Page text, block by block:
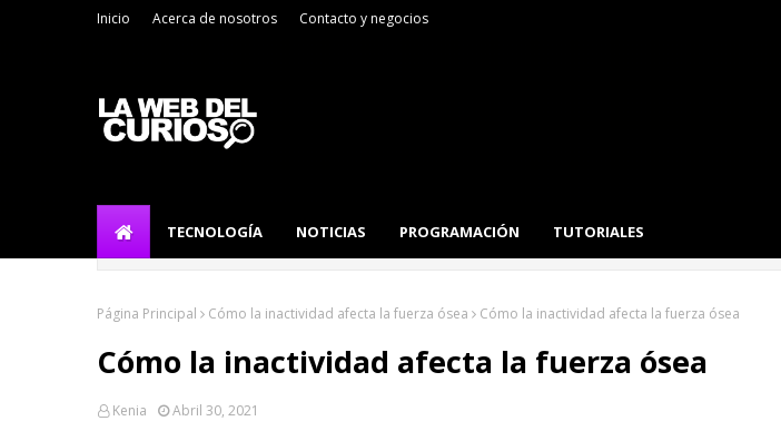
Inicio Acerca de nosotros Contacto y negocios
TECNOLOGÍA NOTICIAS PROGRAMACIÓN TUTORIALES
Página Principal Cómo la inactividad afecta la fuerza ósea Cómo la inactividad afecta la fuerza ósea
Cómo la inactividad afecta la fuerza ósea
Kenia Abril 30, 2021